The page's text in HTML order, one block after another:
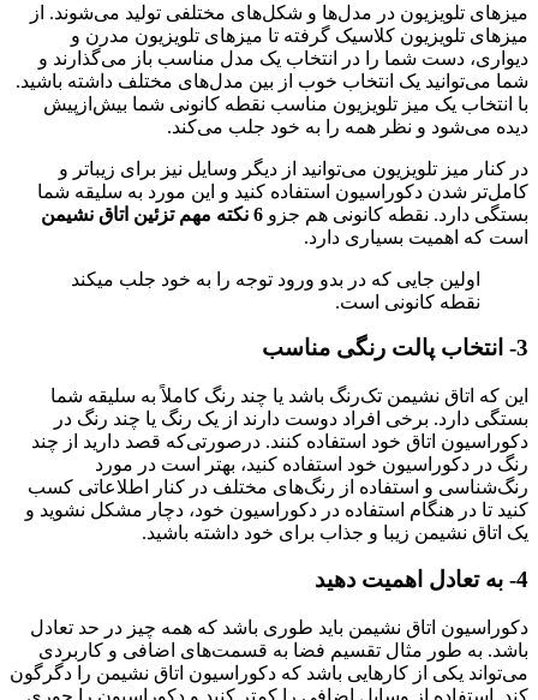
میزهای تلویزیون در مدل‌ها و شکل‌های مختلفی تولید می‌شوند. از
میزهای تلویزیون کلاسیک گرفته تا میزهای تلویزیون مدرن و
دیواری، دست شما را در انتخاب یک مدل مناسب باز می‌گذارند و
شما می‌توانید یک انتخاب خوب از بین مدل‌های مختلف داشته باشید.
با انتخاب یک میز تلویزیون مناسب نقطه کانونی شما بیش‌ازپیش
دیده می‌شود و نظر همه را به خود جلب می‌کند.
در کنار میز تلویزیون می‌توانید از دیگر وسایل نیز برای زیباتر و
کامل‌تر شدن دکوراسیون استفاده کنید و این مورد به سلیقه شما
بستگی دارد. نقطه کانونی هم جزو 6 نکته مهم تزئین اتاق نشیمن
است که اهمیت بسیاری دارد.
اولین جایی که در بدو ورود توجه را به خود جلب میکند
نقطه کانونی است.
3- انتخاب پالت رنگی مناسب
این که اتاق نشیمن تک‌رنگ باشد یا چند رنگ کاملاً به سلیقه شما
بستگی دارد. برخی افراد دوست دارند از یک رنگ یا چند رنگ در
دکوراسیون اتاق خود استفاده کنند. درصورتی‌که قصد دارید از چند
رنگ در دکوراسیون خود استفاده کنید، بهتر است در مورد
رنگ‌شناسی و استفاده از رنگ‌های مختلف در کنار اطلاعاتی کسب
کنید تا در هنگام استفاده در دکوراسیون خود، دچار مشکل نشوید و
یک اتاق نشیمن زیبا و جذاب برای خود داشته باشید.
4- به تعادل اهمیت دهید
دکوراسیون اتاق نشیمن باید طوری باشد که همه چیز در حد تعادل
باشد. به طور مثال تقسیم فضا به قسمت‌های اضافی و کاربردی
می‌تواند یکی از کارهایی باشد که دکوراسیون اتاق نشیمن را دگرگون
کند. استفاده از وسایل اضافی را کمتر کنید و دکوراسیون را جوری